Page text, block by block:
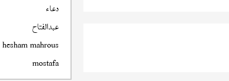
دعاء
عبدالفتاح
hesham mahrous
mostafa